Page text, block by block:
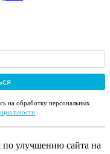
на обработку персональных
улучшению сайта на